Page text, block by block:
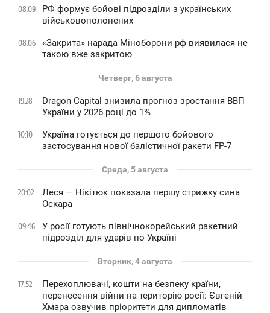
08:09
РФ формує бойові підрозділи з українських
військовополонених
08:06
«Закрита» нарада Міноборони рф виявилася не
такою вже закритою
Четверг, 6 августа
19:28
Dragon Capital знизила прогноз зростання ВВП
України у 2026 році до 1%
10:10
Україна готується до першого бойового
застосування нової балістичної ракети FP-7
Среда, 5 августа
20:02
Леся — Нікітюк показала першу стрижку сина
Оскара
09:46
У росії готують північнокорейський ракетний
підрозділ для ударів по Україні
Вторник, 4 августа
17:52
Перехоплювачі, кошти на безпеку країни,
перенесення війни на територію росії: Євгеній
Хмара озвучив пріоритети для дипломатів